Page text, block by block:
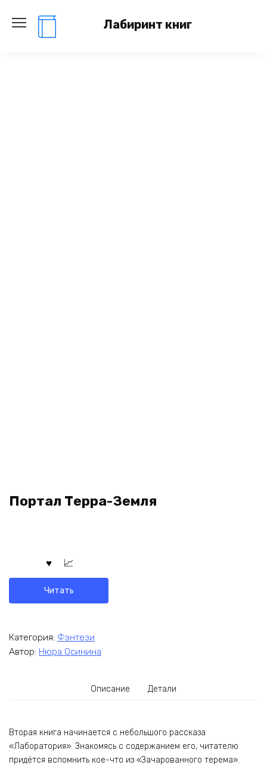
содержанию
Лабиринт книг
Портал Терра-Земля
Читать
Категория: Фэнтези
Автор: Нюра Осинина
Описание Детали
Вторая книга начинается с небольшого рассказа
«Лаборатория». Знакомясь с содержанием его, читателю
придётся вспомнить кое-что из «Зачарованного терема».